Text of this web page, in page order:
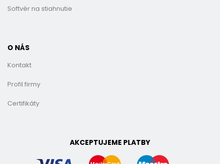
Softvér na stiahnutie
O NÁS
Kontakt
Profil firmy
Certifikáty
AKCEPTUJEME PLATBY